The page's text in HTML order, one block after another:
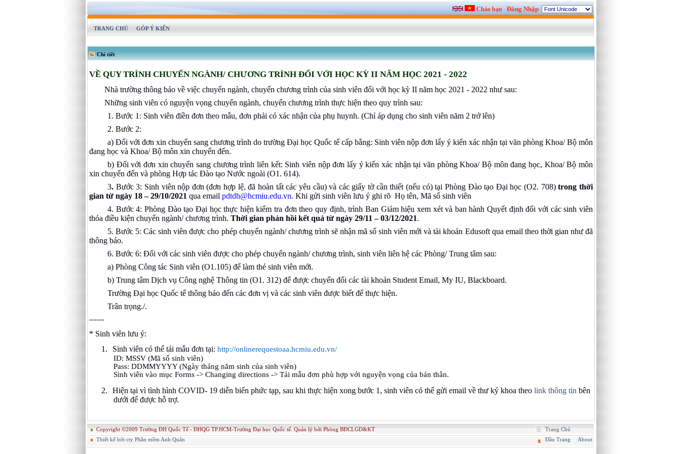
Chào bạn Đăng Nhập
TRANG CHỦ GÓP Ý KIẾN
Chi tiết
VỀ QUY TRÌNH CHUYỂN NGÀNH/ CHƯƠNG TRÌNH ĐỐI VỚI HỌC KỲ II NĂM HỌC 2021 - 2022
Nhà trường thông báo về việc chuyển ngành, chuyển chương trình của sinh viên đối với học kỳ II năm học 2021 - 2022 như sau:
Những sinh viên có nguyện vọng chuyển ngành, chuyển chương trình thực hiện theo quy trình sau:
1. Bước 1: Sinh viên điền đơn theo mẫu, đơn phải có xác nhận của phụ huynh. (Chỉ áp dụng cho sinh viên năm 2 trở lên)
2. Bước 2:
a) Đối với đơn xin chuyển sang chương trình do trường Đại học Quốc tế cấp bằng: Sinh viên nộp đơn lấy ý kiến xác nhận tại văn phòng Khoa/ Bộ môn
đang học và Khoa/ Bộ môn xin chuyển đến.
b) Đối với đơn xin chuyển sang chương trình liên kết: Sinh viên nộp đơn lấy ý kiến xác nhận tại văn phòng Khoa/ Bộ môn đang học, Khoa/ Bộ môn
xin chuyển đến và phòng Hợp tác Đào tạo Nước ngoài (O1. 614).
3. Bước 3: Sinh viên nộp đơn (đơn hợp lệ, đã hoàn tất các yêu cầu) và các giấy tờ cần thiết (nếu có) tại Phòng Đào tạo Đại học (O2. 708)trong thời
gian từ ngày 18 – 29/10/2021 qua email pdtdh@hcmiu.edu.vn. Khi gửi sinh viên lưu ý ghi rõ Họ tên, Mã số sinh viên
4. Bước 4: Phòng Đào tạo Đại học thực hiện kiểm tra đơn theo quy định, trình Ban Giám hiệu xem xét và ban hành Quyết định đối với các sinh viên
thỏa điều kiện chuyển ngành/ chương trình. Thời gian phản hồi kết quả từ ngày 29/11 – 03/12/2021.
5. Bước 5: Các sinh viên được cho phép chuyển ngành/ chương trình sẽ nhận mã số sinh viên mới và tài khoản Edusoft qua email theo thời gian như đã
thông báo.
6. Bước 6: Đối với các sinh viên được cho phép chuyển ngành/ chương trình, sinh viên liên hệ các Phòng/ Trung tâm sau:
a) Phòng Công tác Sinh viên (O1.105) để làm thẻ sinh viên mới.
b) Trung tâm Dịch vụ Công nghệ Thông tin (O1. 312) để được chuyển đổi các tài khoản Student Email, My IU, Blackboard.
Trường Đại học Quốc tế thông báo đến các đơn vị và các sinh viên được biết để thực hiện.
Trân trọng./.
------
* Sinh viên lưu ý:
1.
Sinh viên có thể tải mẫu đơn tại: http://onlinerequestoaa.hcmiu.edu.vn/
ID: MSSV (Mã số sinh viên)
Pass: DDMMYYYY (Ngày tháng năm sinh của sinh viên)
Sinh viên vào mục Forms -> Changing directions -> Tải mẫu đơn phù hợp với nguyện vọng của bản thân.
2. Hiện tại vì tình hình COVID- 19 diễn biến phức tạp, sau khi thực hiện xong bước 1, sinh viên có thể gửi email về thư ký khoa theo link thông tin bên
dưới để được hỗ trợ.
Copyright ©2009 Trường ĐH Quốc Tế - ĐHQG TP.HCM-Trường Đại học Quốc tế. Quản lý bởi Phòng BĐCLGD&KT
Trang Chủ
Thiết kế bởi cty Phần mềm Anh Quân
Đầu Trang About